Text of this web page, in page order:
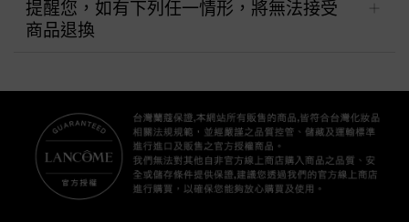
提醒您，如有下列任一情形，將無法接受
商品退換